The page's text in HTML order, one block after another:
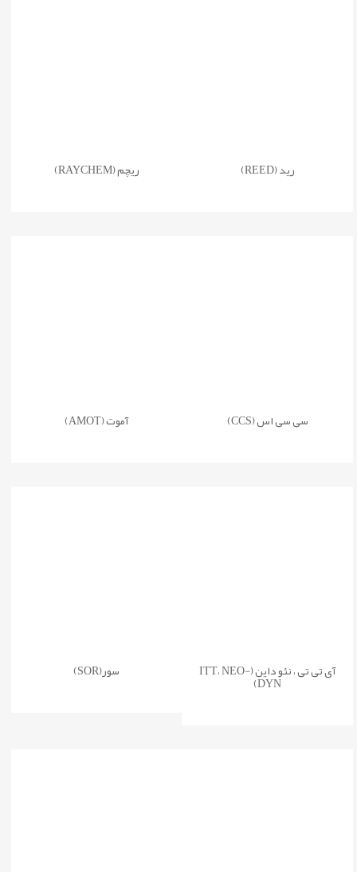
رید (REED) ریچم (RAYCHEM)
سی سی اس (CCS) آموت (AMOT)
آی تی تی ، نئو داین (ITT، NEO-
DYN)
سور(SOR)